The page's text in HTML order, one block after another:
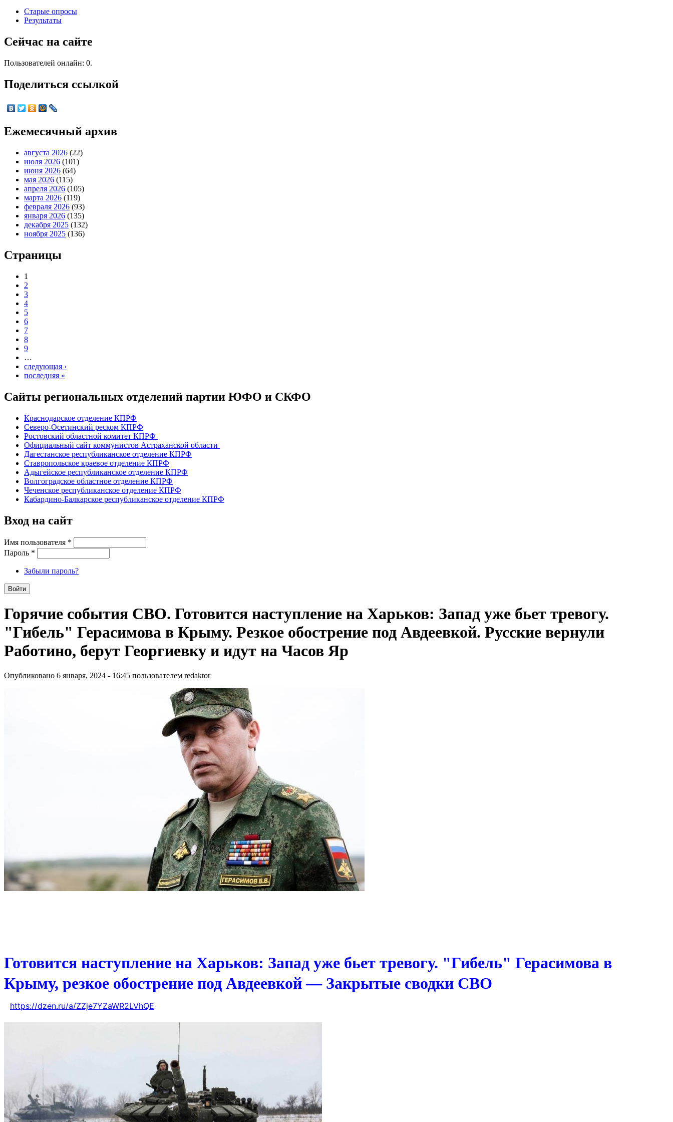
Старые опросы
Результаты
Сейчас на сайте
Пользователей онлайн: 0.
Поделиться ссылкой
Ежемесячный архив
августа 2026 (22)
июля 2026 (101)
июня 2026 (64)
мая 2026 (115)
апреля 2026 (105)
марта 2026 (119)
февраля 2026 (93)
января 2026 (135)
декабря 2025 (132)
ноября 2025 (136)
Страницы
1
2
3
4
5
6
7
8
9
…
следующая ›
последняя »
Сайты региональных отделений партии ЮФО и СКФО
Краснодарское отделение КПРФ
Северо-Осетинский реском КПРФ
Ростовский областной комитет КПРФ
Официальный сайт коммунистов Астраханской области
Дагестанское республиканское отделение КПРФ
Ставропольское краевое отделение КПРФ
Адыгейское республиканское отделение КПРФ
Волгоградское областное отделение КПРФ
Чеченское республиканское отделение КПРФ
Кабардино-Балкарское республиканское отделение КПРФ
Вход на сайт
Имя пользователя *
Пароль *
Забыли пароль?
Горячие события СВО. Готовится наступление на Харьков: Запад уже бьет тревогу.
"Гибель" Герасимова в Крыму. Резкое обострение под Авдеевкой. Русские вернули
Работино, берут Георгиевку и идут на Часов Яр
Опубликовано 6 января, 2024 - 16:45 пользователем redaktor
Готовится наступление на Харьков: Запад уже бьет тревогу. "Гибель" Герасимова в
Крыму, резкое обострение под Авдеевкой — Закрытые сводки СВО
https://dzen.ru/a/ZZje7YZaWR2LVhQE